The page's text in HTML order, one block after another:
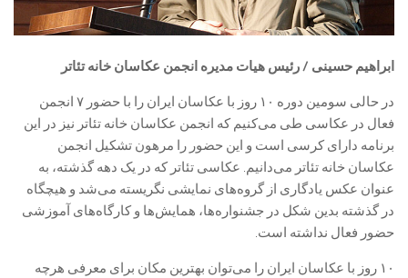
ابراهیم حسینی / رئیس هیات مدیره انجمن عکاسان خانه تئاتر
در حالی سومین دوره ۱۰ روز با عکاسان ایران را با حضور ۷ انجمن
فعال در عکاسی طی می‌کنیم که انجمن عکاسان خانه تئاتر نیز در این
برنامه دارای کرسی است و این حضور را مرهون تشکیل انجمن
عکاسان خانه تئاتر می‌دانیم. عکاسی تئاتر که در یک دهه گذشته، به
عنوان عکس یادگاری از گروه‌های نمایشی نگریسته می‌شد و هیچگاه
در گذشته بدین شکل در جشنواره‌ها، همایش‌ها و کارگاه‌های آموزشی
حضور فعال نداشته است.
۱۰ روز با عکاسان ایران را می‌توان بهترین مکان برای معرفی هرچه